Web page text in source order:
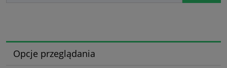
Opcje przeglądania